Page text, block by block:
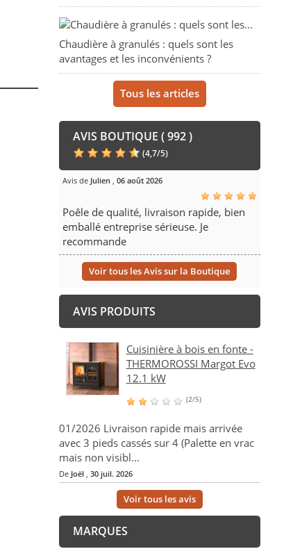
Chaudière à granulés : quels sont les
avantages et les inconvénients ?
Tous les articles
AVIS BOUTIQUE ( 992 )
(4,7/5)
Avis de Julien, 06 août 2026
Poêle de qualité, livraison rapide, bien
emballé entreprise sérieuse. Je
recommande
Voir tous les Avis sur la Boutique
AVIS PRODUITS
Cuisinière à bois en fonte -
THERMOROSSI Margot Evo
12.1 kW
(2/5)
01/2026 Livraison rapide mais arrivée
avec 3 pieds cassés sur 4 (Palette en vrac
mais non visibl...
De Joël, 30 juil. 2026
Voir tous les avis
MARQUES